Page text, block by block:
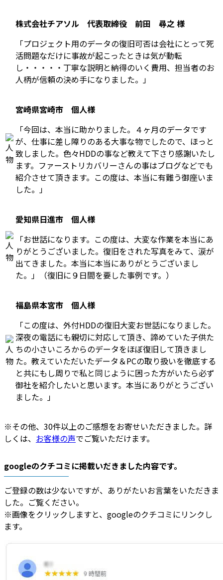
株式会社チアソル 代表取締役 前田 尋之 様
「プロジェクト用のデータの復旧可否は会社にとって死
活問題なだけに事故が起こったときは気が動転
し・・・・・丁寧な説明と納得のいく費用、担当者のお
人柄が信頼の決め手になりました。」
宮崎県宮崎市 個人様
「今回は、本当に助かりました。４ヶ月のデータです
が、仕事に差し障りのある大事な物でしたので、ほっと
致しました。色々HDDの事など教えて下さり感謝いたし
ます。ファーストリカバリーさんの事はブログなどでも
紹介させて頂きます。この度は、本当に有難う御座いま
した。」
愛知県日進市 個人様
「お世話になります。この度は、大変な作業を本当にあ
りがとうございました。復旧をされた写真をみて、涙が
出てきました。本当に本当にありがとうございまし
た。」（復旧に９日間を要した事例です。）
福島県本宮市 個人様
「この度は、外付HDDの復旧大変お世話になりました。
深夜の電話にも親切に対応して頂き、諦めていた子供た
ちの小さいころからのデータをほぼ復旧して頂きまし
た。教えていただいたデータ＆PCの取り扱いを徹底する
と共にもし周りで私と同じように困った方がいたら必ず
御社を紹介したいと思います。本当にありがとうござい
ました。」
※その他、30件以上のご感想をお寄せいただきました。詳
しくは、 お客様の声でご覧いただけます。
googleのクチコミに掲載いだきました内容です。
ご登録の数は少ないですが、ありがたいお言葉をいただきま
した。ご覧ください。
※画像をクリックしますと、googleのクチコミにリンクし
ます。